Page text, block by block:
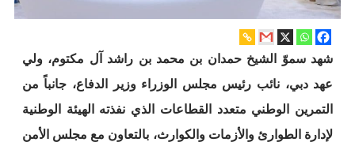
شهد سموّ الشيخ حمدان بن محمد بن راشد آل مكتوم، ولي
عهد دبي، نائب رئيس مجلس الوزراء وزير الدفاع، جانباً من
التمرين الوطني متعدد القطاعات الذي نفذته الهيئة الوطنية
لإدارة الطوارئ والأزمات والكوارث، بالتعاون مع مجلس الأمن